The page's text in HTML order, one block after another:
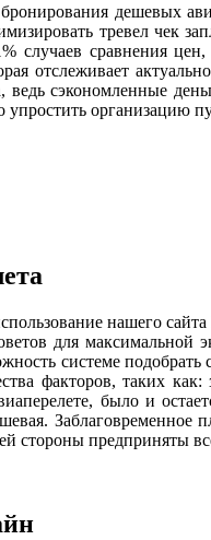
дешевых
тревел чек
случаев сравнения
отслеживает
ведь сэкономленные
упростить организацию
нашего
для
системе
факторов, таких
было и
Заблаговременное
стороны предприняты